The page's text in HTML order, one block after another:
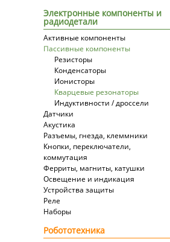
Электронные компоненты и
радиодетали
Активные компоненты
Пассивные компоненты
Резисторы
Конденсаторы
Ионисторы
Кварцевые резонаторы
Индуктивности / дроссели
Датчики
Акустика
Разъемы, гнезда, клеммники
Кнопки, переключатели,
коммутация
Ферриты, магниты, катушки
Освещение и индикация
Устройства защиты
Реле
Наборы
Робототехника